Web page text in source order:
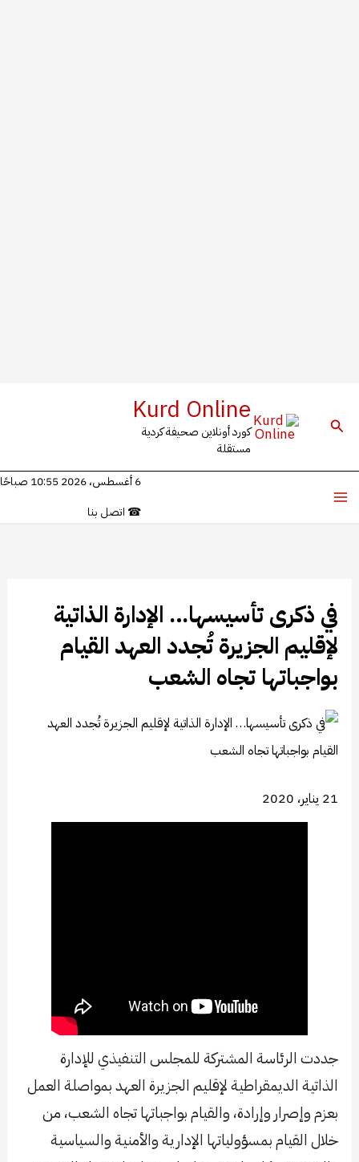
البحث Kurd Online
كورد أونلاين صحيفة كردية
مستقلة
6 أغسطس، 2026 10:55 صباحًا
☎ اتصل بنا
في ذكرى تأسيسها… الإدارة الذاتية
لإقليم الجزيرة تُجدد العهد القيام
بواجباتها تجاه الشعب
21 يناير، 2020
جددت الرئاسة المشتركة للمجلس التنفيذي للإدارة
الذاتية الديمقراطية لإقليم الجزيرة العهد بمواصلة العمل
بعزم وإصرار وإرادة، والقيام بواجباتها تجاه الشعب، من
خلال القيام بمسؤولياتها الإدارية والأمنية والسياسية